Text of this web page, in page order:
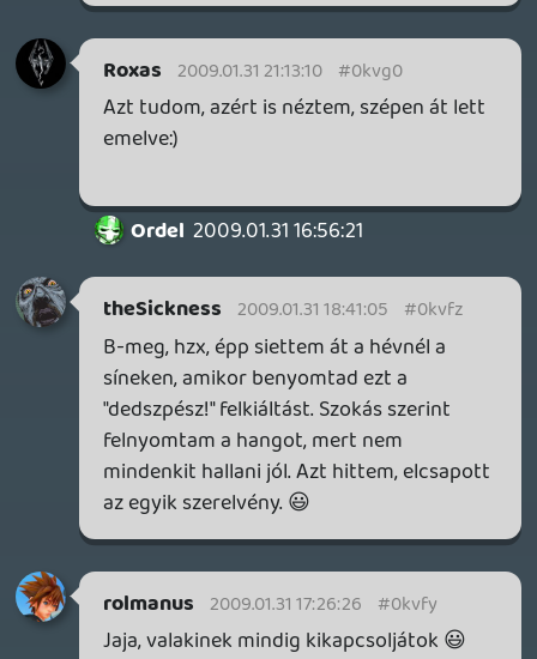
maccc 2009.01.31 14:09:40 #0kvfs
Warhawk 2009.01.31 14:04:59
Warhawk 2009.01.31 14:04:59 #0kvfr
42
maccc 2009.01.31 13:48:54
maccc 2009.01.31 14:04:29
E szempontból tényleg igaz.
rolmanus 2009.01.31 13:58:28
Oldern 2009.01.31 14:04:00 #0kvfp
A számok tiszteletében mondjuk inkább
azt, ha már pont hat játékról van szó, hogy
50%-a 🙂
Mert ugye Fable 1 - Box
Forza - Box